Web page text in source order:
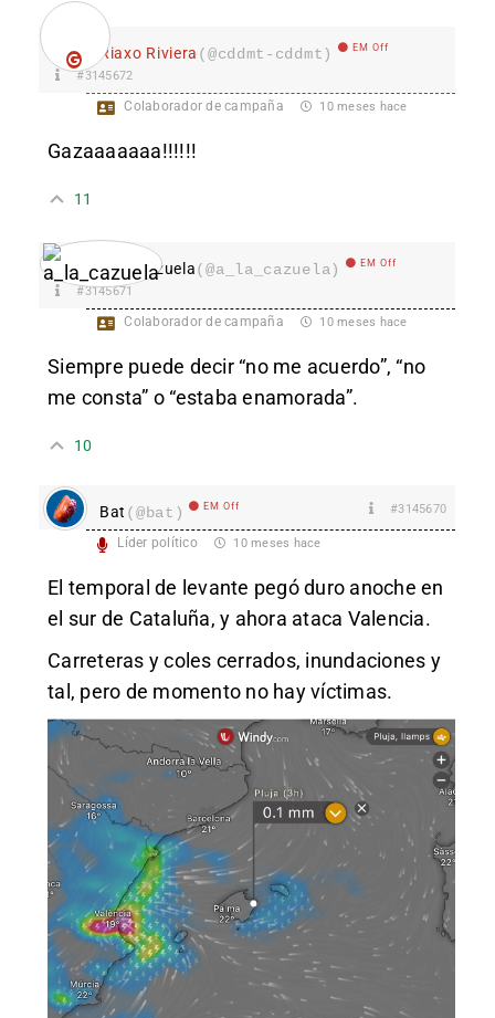
Riaxo Riviera (@cddmt-cddmt) EM Off
#3145672
Colaborador de campaña 10 meses hace
Gazaaaaaaa!!!!!!
11
a_la_cazuela(@a_la_cazuela) EM Off
#3145671
Colaborador de campaña 10 meses hace
Siempre puede decir “no me acuerdo”, “no
me consta” o “estaba enamorada”.
10
Bat (@bat) EM Off #3145670
Líder político 10 meses hace
El temporal de levante pegó duro anoche en
el sur de Cataluña, y ahora ataca Valencia.
Carreteras y coles cerrados, inundaciones y
tal, pero de momento no hay víctimas.